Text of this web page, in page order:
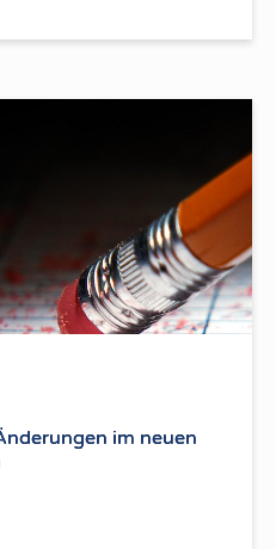
im neuen